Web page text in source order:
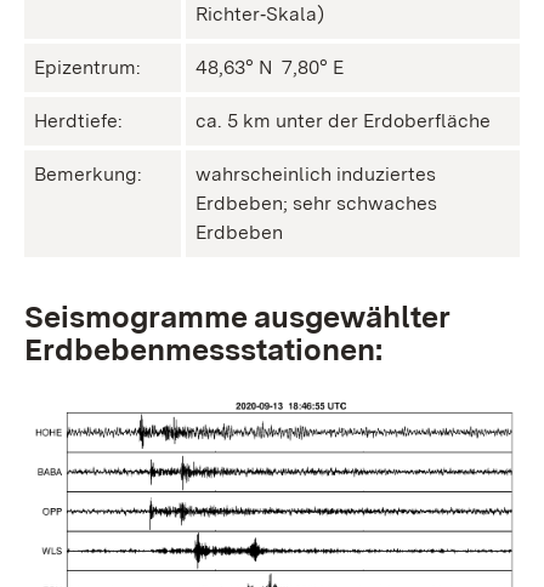
Richter‑Skala)
Epizentrum: 48,63° N ㅤ 7,80° E
Herdtiefe: ca. 5 km unter der Erdoberfläche
Bemerkung:
wahrscheinlich induziertes
Erdbeben; sehr schwaches
Erdbeben
Seismogramme ausgewählter
Erdbebenmessstationen: